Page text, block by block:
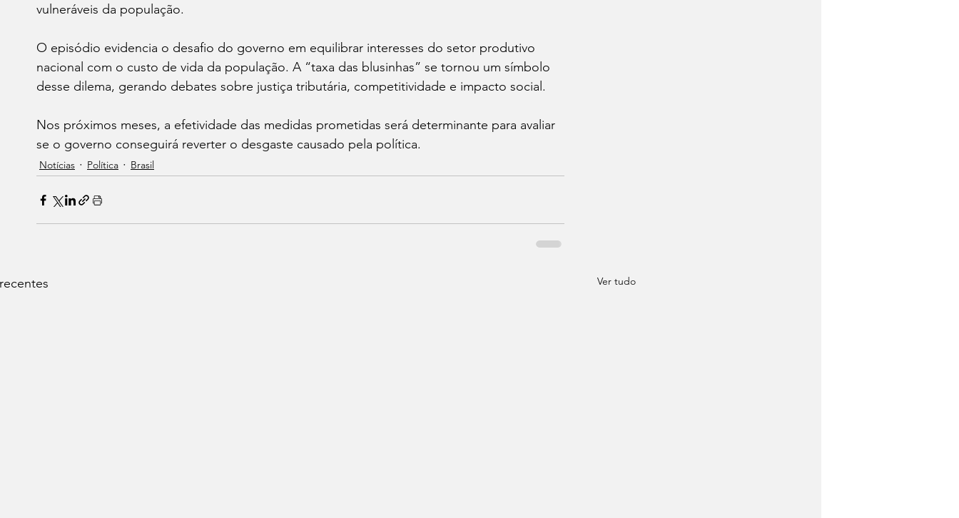
vulneráveis da população.
O episódio evidencia o desafio do governo em equilibrar interesses do setor produtivo
nacional com o custo de vida da população. A “taxa das blusinhas” se tornou um símbolo
desse dilema, gerando debates sobre justiça tributária, competitividade e impacto social.
Nos próximos meses, a efetividade das medidas prometidas será determinante para avaliar
se o governo conseguirá reverter o desgaste causado pela política.
Notícias Política Brasil
Ver tudo